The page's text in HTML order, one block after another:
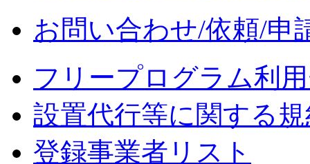
お問い合わせ/依頼/申
フリープログラム利
設置代行等に関する
登録事業者リスト